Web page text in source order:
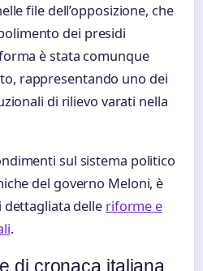
file dell’opposizione, che
dei presidi
è stata comunque
rappresentando uno dei
di rilievo varati nella
sul sistema politico
del governo Meloni, è
dettagliata delle riforme e
.
di cronaca italiana